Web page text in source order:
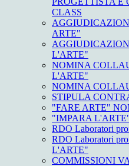
CLASS
ARTE"
L'ARTE"
NOMINA
L'ARTE"
NOMINA
STIPULA
"FARE ARTE"
"IMPARA
RDO Laboratori
RDO Laboratori
L'ARTE"
COMMISSIONI